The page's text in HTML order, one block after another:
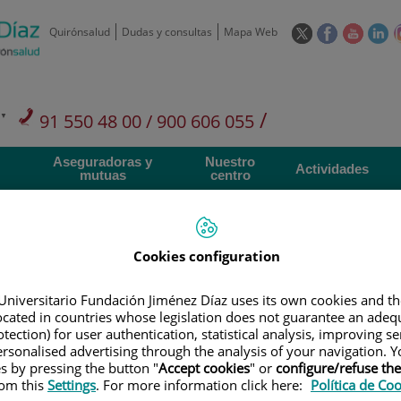
Quirónsalud Dudas y consultas Mapa Web
Este
ventana
nueva.
Este
ventana
nueva.
Este
nueva.
91 550 48 00 / 900 606 055/
Privados: 91 090 05 16
Aseguradoras y
mutuas
Nuestro
centro
Actividades
Investigación
Teléfono de atención al usuario900 301 013
Cookies configuration
Fundación Jiménez Díaz uses its own cookies and
in countries whose legislation does not guarantee an
for user authentication, statistical analysis, improving
advertising through the analysis of your navigation.
by pressing the button "Accept cookies" or configure/refuse
thisSettings. For more information click here: Política de